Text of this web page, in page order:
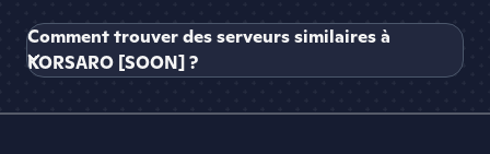
Comment trouver des serveurs similaires à
KORSARO [SOON] ?